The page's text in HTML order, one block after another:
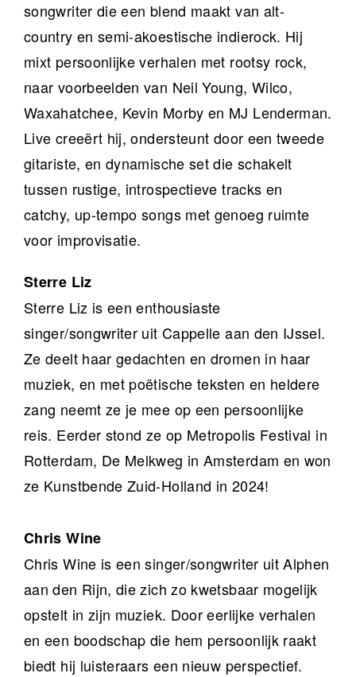
songwriter die een blend maakt van alt-
country en semi-akoestische indierock. Hij
mixt persoonlijke verhalen met rootsy rock,
naar voorbeelden van Neil Young, Wilco,
Waxahatchee, Kevin Morby en MJ Lenderman.
Live creeërt hij, ondersteunt door een tweede
gitariste, en dynamische set die schakelt
tussen rustige, introspectieve tracks en
catchy, up-tempo songs met genoeg ruimte
voor improvisatie.
Sterre Liz
Sterre Liz is een enthousiaste
singer/songwriter uit Cappelle aan den IJssel.
Ze deelt haar gedachten en dromen in haar
muziek, en met poëtische teksten en heldere
zang neemt ze je mee op een persoonlijke
reis. Eerder stond ze op Metropolis Festival in
Rotterdam, De Melkweg in Amsterdam en won
ze Kunstbende Zuid-Holland in 2024!
Chris Wine
Chris Wine is een singer/songwriter uit Alphen
aan den Rijn, die zich zo kwetsbaar mogelijk
opstelt in zijn muziek. Door eerlijke verhalen
en een boodschap die hem persoonlijk raakt
biedt hij luisteraars een nieuw perspectief.